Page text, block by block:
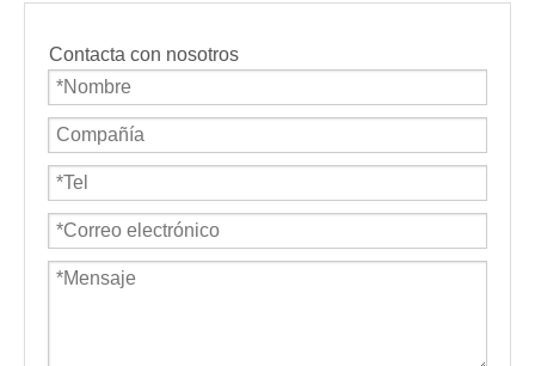
Contacta con nosotros